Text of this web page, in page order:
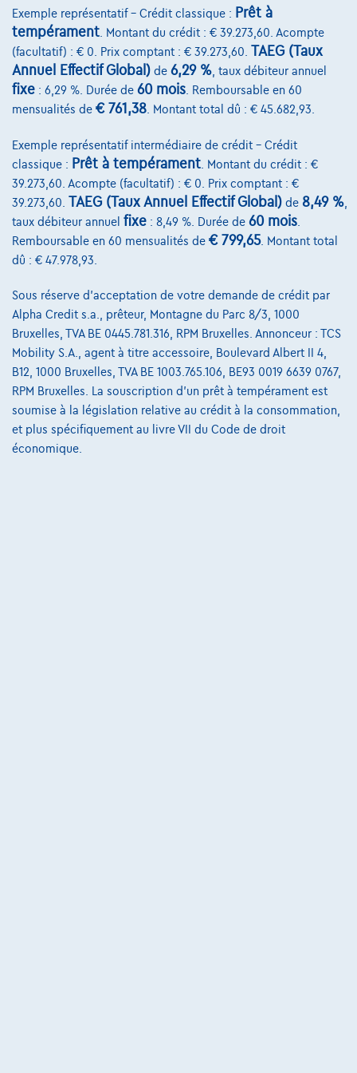
Volkswagen Golf
R-Line | 1.5 TSI 150cv | Carplay | Caméra | GPS | Led Matrix
€27.490
Dès€536,11/mois et une dernière mensualité de
€7.408,61
Découvrez l’exemple chiffré complet
Autosphere Center Liège
Exemple représentatif – Crédit classique : Prêt à
tempérament . Montant du crédit : € 39.273,60. Acompte
(facultatif) : € 0. Prix comptant : € 39.273,60. TAEG (Taux
Annuel Effectif Global) de 6,29 % , taux débiteur annuel
fixe : 6,29 %. Durée de 60 mois . Remboursable en 60
mensualités de € 761,38 . Montant total dû : € 45.682,93.
Exemple représentatif intermédiaire de crédit – Crédit
classique : Prêt à tempérament . Montant du crédit : €
39.273,60. Acompte (facultatif) : € 0. Prix comptant : €
39.273,60. TAEG (Taux Annuel Effectif Global) de 8,49 %
taux débiteur annuel fixe : 8,49 %. Durée de 60 mois
Remboursable en 60 mensualités de € 799,65. Montant total
dû : € 47.978,93.
Sous réserve d'acceptation de votre demande de crédit par
Alpha Credit s.a., prêteur, Montagne du Parc 8/3, 1000
Bruxelles, TVA BE 0445.781.316, RPM Bruxelles. Annonceur : TCS
Mobility S.A., agent à titre accessoire, Boulevard Albert II 4,
B12, 1000 Bruxelles, TVA BE 1003.765.106, BE93 0019 6639 0767,
RPM Bruxelles. La souscription d'un prêt à tempérament est
soumise à la législation relative au crédit à la consommation,
et plus spécifiquement au livre VII du Code de droit
économique.